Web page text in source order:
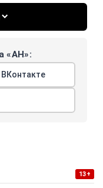
«АН»:
ВКонтакте
13+